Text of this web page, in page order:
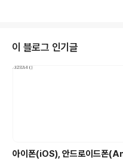
이 블로그 인기글
아이폰(iOS), 안드로이드폰